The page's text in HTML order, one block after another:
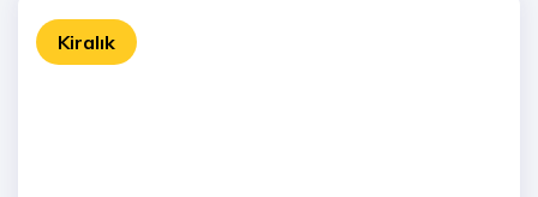
Kiralık